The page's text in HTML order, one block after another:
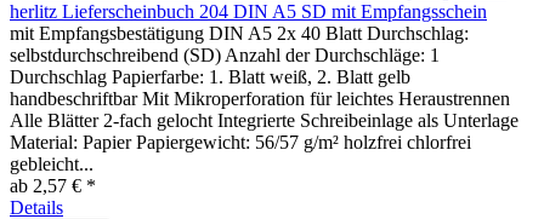
herlitz Lieferscheinbuch 204 DIN A5 SD mit Empfangsschein
mit Empfangsbestätigung DIN A5 2x 40 Blatt Durchschlag:
selbstdurchschreibend (SD) Anzahl der Durchschläge: 1
Durchschlag Papierfarbe: 1. Blatt weiß, 2. Blatt gelb
handbeschriftbar Mit Mikroperforation für leichtes Heraustrennen
Alle Blätter 2-fach gelocht Integrierte Schreibeinlage als Unterlage
Material: Papier Papiergewicht: 56/57 g/m² holzfrei chlorfrei
gebleicht...
ab 2,57 € *
Details